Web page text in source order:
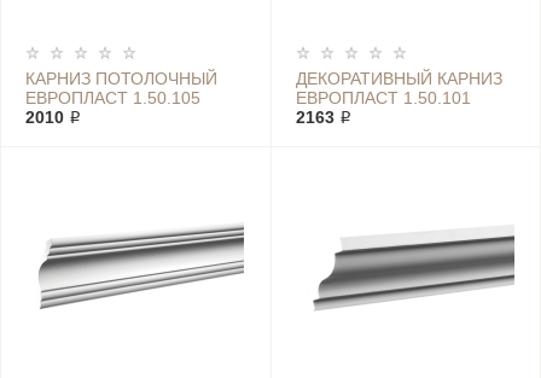
КАРНИЗ ПОТОЛОЧНЫЙ
ЕВРОПЛАСТ 1.50.105
2010 ₽
ДЕКОРАТИВНЫЙ КАРНИЗ
ЕВРОПЛАСТ 1.50.101
2163 ₽